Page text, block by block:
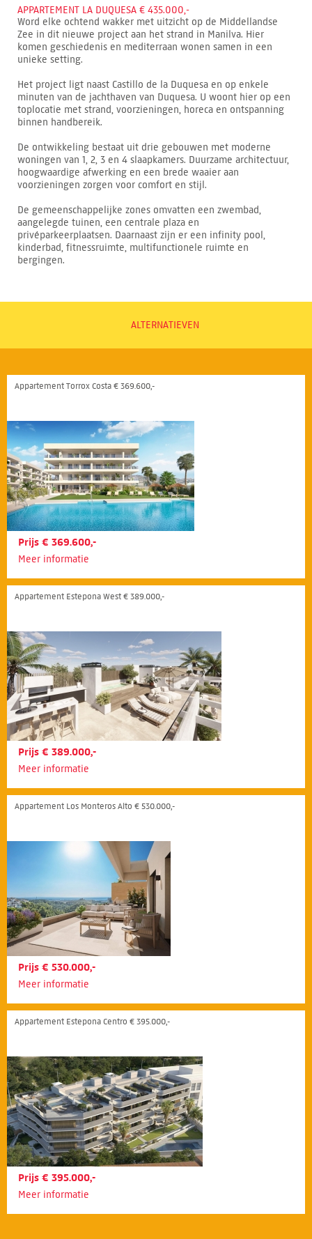
APPARTEMENT LA DUQUESA € 435.000,-
Word elke ochtend wakker met uitzicht op de Middellandse
Zee in dit nieuwe project aan het strand in Manilva. Hier
komen geschiedenis en mediterraan wonen samen in een
unieke setting.
Het project ligt naast Castillo de la Duquesa en op enkele
minuten van de jachthaven van Duquesa. U woont hier op een
toplocatie met strand, voorzieningen, horeca en ontspanning
binnen handbereik.
De ontwikkeling bestaat uit drie gebouwen met moderne
woningen van 1, 2, 3 en 4 slaapkamers. Duurzame architectuur,
hoogwaardige afwerking en een brede waaier aan
voorzieningen zorgen voor comfort en stijl.
De gemeenschappelijke zones omvatten een zwembad,
aangelegde tuinen, een centrale plaza en
privéparkeerplaatsen. Daarnaast zijn er een infinity pool,
kinderbad, fitnessruimte, multifunctionele ruimte en
bergingen.
ALTERNATIEVEN
Appartement Torrox Costa € 369.600,-
Prijs € 369.600,-
Meer informatie
Appartement Estepona West € 389.000,-
Prijs € 389.000,-
Meer informatie
Appartement Los Monteros Alto € 530.000,-
Prijs € 530.000,-
Meer informatie
Appartement Estepona Centro € 395.000,-
Prijs € 395.000,-
Meer informatie